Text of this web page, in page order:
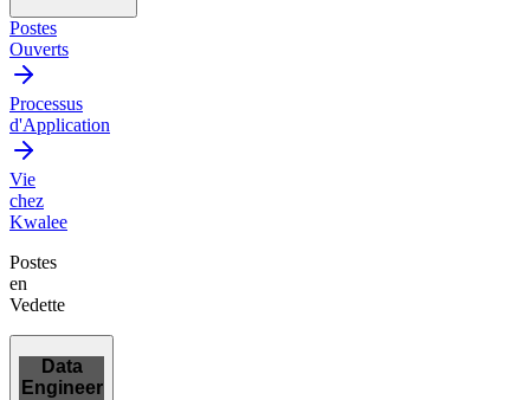
Postes
Ouverts
Processus
d'Application
Vie
chez
Kwalee
Postes
en
Vedette
Data
Engineer